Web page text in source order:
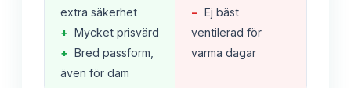
extra säkerhet
+ Mycket prisvärd
+ Bred passform,
även för dam
− Ej bäst
ventilerad för
varma dagar